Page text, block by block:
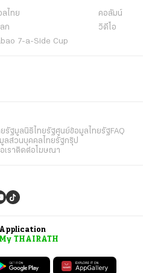
ไทย
คอลัมน์
ก
วิดีโอ
7-a-Side Cup
รัฐมูลนิธิไทยรัฐศูนย์ข้อมูลไทยรัฐFAQ
ลส่วนบุคคลไทยรัฐกรุ๊ป
เราติดต่อโฆษณา
Application
My THAIRATH